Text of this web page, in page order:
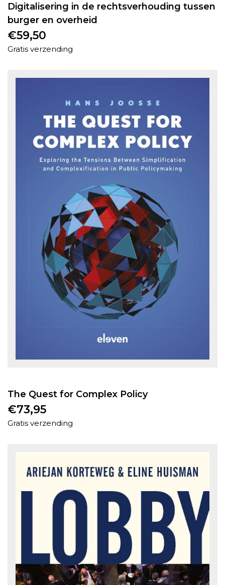
Digitalisering in de rechtsverhouding tussen
burger en overheid
€59,50
Gratis verzending
The Quest for Complex Policy
€73,95
Gratis verzending